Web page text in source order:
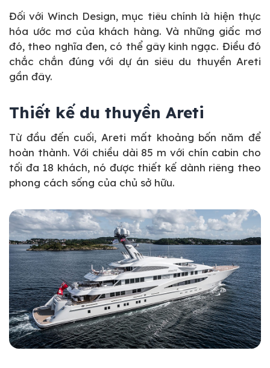
Đối với Winch Design, mục tiêu chính là hiện thực
hóa ước mơ của khách hàng. Và những giấc mơ
đó, theo nghĩa đen, có thể gây kinh ngạc. Điều đó
chắc chắn đúng với dự án siêu du thuyền Areti
gần đây.
Thiết kế du thuyền Areti
Từ đầu đến cuối, Areti mất khoảng bốn năm để
hoàn thành. Với chiều dài 85 m với chín cabin cho
tối đa 18 khách, nó được thiết kế dành riêng theo
phong cách sống của chủ sở hữu.